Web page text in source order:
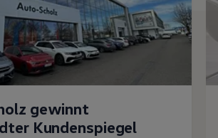
gewinnt
Kundenspiegel